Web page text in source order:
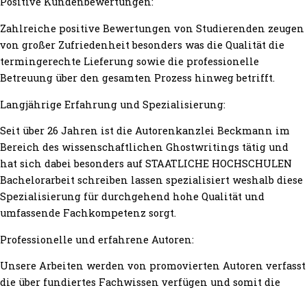
Zahlreiche positive Bewertungen von Studierenden zeugen
von großer Zufriedenheit besonders was die Qualität die
termingerechte Lieferung sowie die professionelle
Betreuung über den gesamten Prozess hinweg betrifft.
Langjährige Erfahrung und Spezialisierung:
Seit über 26 Jahren ist die Autorenkanzlei Beckmann im
Bereich des wissenschaftlichen Ghostwritings tätig und
hat sich dabei besonders auf STAATLICHE HOCHSCHULEN
Bachelorarbeit schreiben lassen spezialisiert weshalb diese
Spezialisierung für durchgehend hohe Qualität und
umfassende Fachkompetenz sorgt.
Professionelle und erfahrene Autoren:
Unsere Arbeiten werden von promovierten Autoren verfasst
die über fundiertes Fachwissen verfügen und somit die